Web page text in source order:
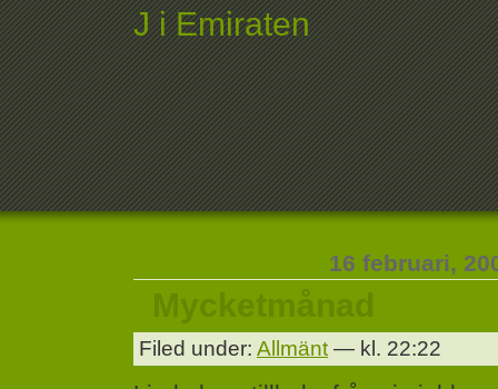
J i Emiraten
16 februari,
Mycketmånad
Filed under: Allmänt — kl. 22:22